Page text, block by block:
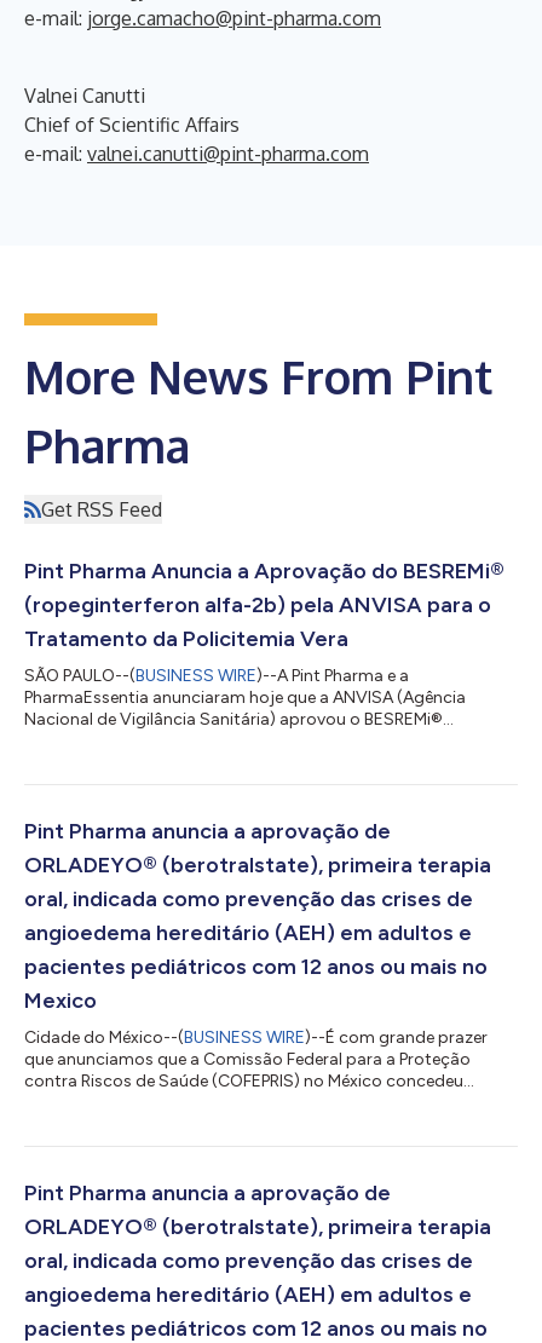
e-mail: jorge.camacho@pint-pharma.com
Valnei Canutti
Chief of Scientific Affairs
e-mail: valnei.canutti@pint-pharma.com
More News From Pint
Pharma
Get RSS Feed
Pint Pharma Anuncia a Aprovação do BESREMi®
(ropeginterferon alfa-2b) pela ANVISA para o
Tratamento da Policitemia Vera
SÃO PAULO--(BUSINESS WIRE)--A Pint Pharma e a
PharmaEssentia anunciaram hoje que a ANVISA (Agência
Nacional de Vigilância Sanitária) aprovou o BESREMi®
uma neoplasia mieloproliferativa rara, crônica, debilitante e
doente na medula óssea. Isso resulta em um aumento
persistente de glóbulos vermelhos, glóbulos brancos e...
Pint Pharma anuncia a aprovação de
ORLADEYO® (berotralstate), primeira terapia
oral, indicada como prevenção das crises de
angioedema hereditário (AEH) em adultos e
pacientes pediátricos com 12 anos ou mais no
Mexico
Cidade do México--(BUSINESS WIRE)--É com grande prazer
que anunciamos que a Comissão Federal para a Proteção
contra Riscos de Saúde (COFEPRIS) no México concedeu
de angioedema hereditário (AEH) em adultos e pacientes
uma doença genética que origina episódios recorrentes de
inchaço súbito e doloroso da pele, mucosas e tecidos submu...
Pint Pharma anuncia a aprovação de
ORLADEYO® (berotralstate), primeira terapia
oral, indicada como prevenção das crises de
angioedema hereditário (AEH) em adultos e
pacientes pediátricos com 12 anos ou mais no